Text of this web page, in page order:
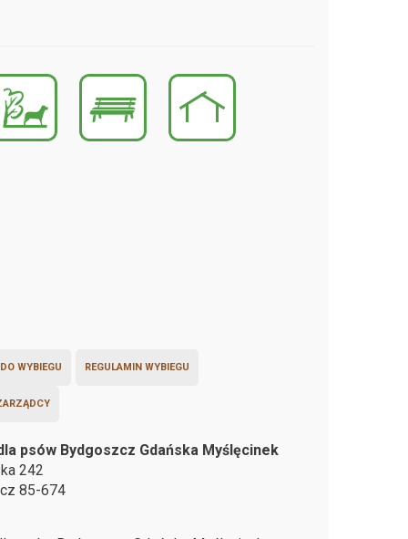
WYBIEGU REGULAMIN WYBIEGU
psów Bydgoszcz Gdańska Myślęcinek
242
85-674